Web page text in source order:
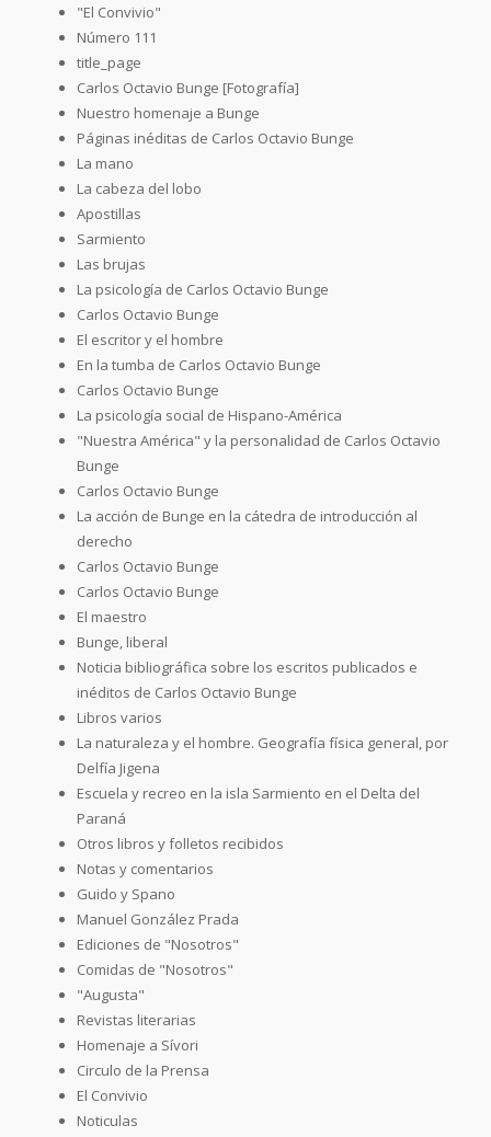
"El Convivio"
Número 111
title_page
Carlos Octavio Bunge [Fotografía]
Nuestro homenaje a Bunge
Páginas inéditas de Carlos Octavio Bunge
La mano
La cabeza del lobo
Apostillas
Sarmiento
Las brujas
La psicología de Carlos Octavio Bunge
Carlos Octavio Bunge
El escritor y el hombre
En la tumba de Carlos Octavio Bunge
Carlos Octavio Bunge
La psicología social de Hispano-América
"Nuestra América" y la personalidad de Carlos Octavio
Bunge
Carlos Octavio Bunge
La acción de Bunge en la cátedra de introducción al
derecho
Carlos Octavio Bunge
Carlos Octavio Bunge
El maestro
Bunge, liberal
Noticia bibliográfica sobre los escritos publicados e
inéditos de Carlos Octavio Bunge
Libros varios
La naturaleza y el hombre. Geografía física general, por
Delfía Jigena
Escuela y recreo en la isla Sarmiento en el Delta del
Paraná
Otros libros y folletos recibidos
Notas y comentarios
Guido y Spano
Manuel González Prada
Ediciones de "Nosotros"
Comidas de "Nosotros"
"Augusta"
Revistas literarias
Homenaje a Sívori
Circulo de la Prensa
El Convivio
Noticulas